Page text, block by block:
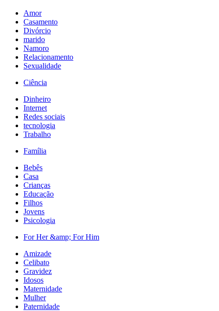
Amor
Casamento
Divórcio
marido
Namoro
Relacionamento
Sexualidade
Ciência
Dinheiro
Internet
Redes sociais
tecnologia
Trabalho
Família
Bebês
Casa
Crianças
Educação
Filhos
Jovens
Psicologia
For Her &amp; For Him
Amizade
Celibato
Gravidez
Idosos
Maternidade
Mulher
Paternidade